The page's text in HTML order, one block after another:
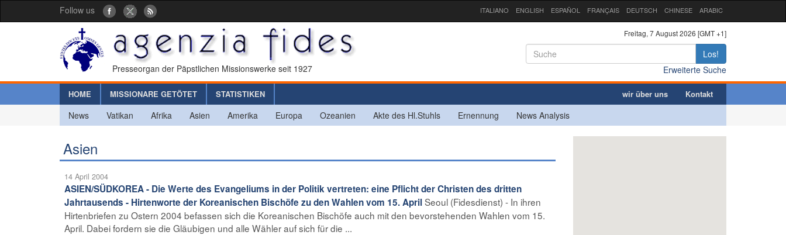
Follow us ITALIANO ENGLISH ESPAÑOL FRANÇAIS DEUTSCH CHINESE ARABIC
Presseorgan der Päpstlichen Missionswerke seit 1927
Freitag, 7 August 2026 [GMT +1]
Los!
Erweiterte Suche
HOME MISSIONARE GETÖTET STATISTIKEN wir über uns Kontakt
News Vatikan Afrika Asien Amerika Europa Ozeanien Akte des Hl.Stuhls Ernennung News Analysis
Asien
14 April 2004
ASIEN/SÜDKOREA - Die Werte des Evangeliums in der Politik vertreten: eine Pflicht der Christen des dritten
Jahrtausends - Hirtenworte der Koreanischen Bischöfe zu den Wahlen vom 15. AprilSeoul (Fidesdienst) - In ihren
Hirtenbriefen zu Ostern 2004 befassen sich die Koreanischen Bischöfe auch mit den bevorstehenden Wahlen vom 15.
April. Dabei fordern sie die Gläubigen und alle Wähler auf sich für die ...